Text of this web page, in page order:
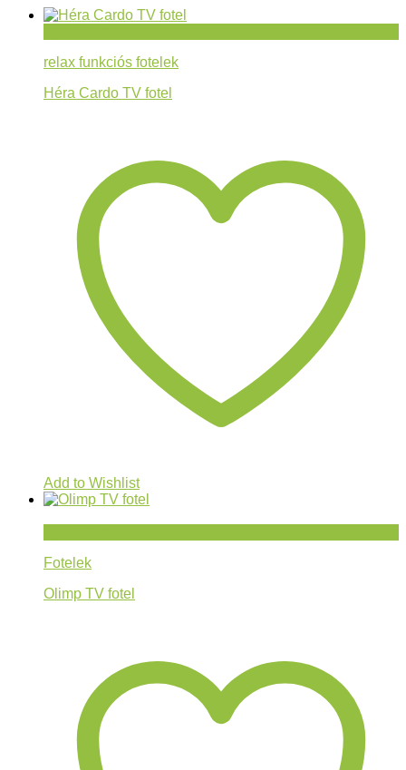
relax funkciós fotelek
Héra Cardo TV fotel
Add to Wishlist
Fotelek
Olimp TV fotel